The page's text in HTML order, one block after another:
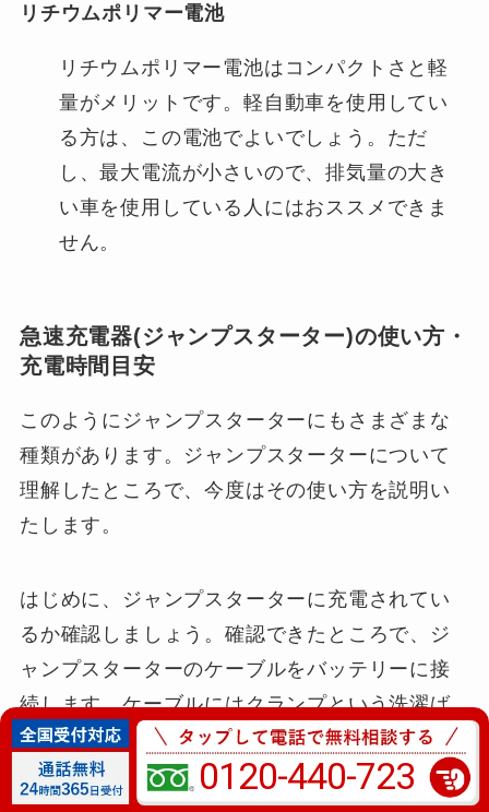
リチウムポリマー電池
リチウムポリマー電池はコンパクトさと軽
量がメリットです。軽自動車を使用してい
る方は、この電池でよいでしょう。ただ
し、最大電流が小さいので、排気量の大き
い車を使用している人にはおススメできま
せん。
急速充電器(ジャンプスターター)の使い方・
充電時間目安
このようにジャンプスターターにもさまざまな
種類があります。ジャンプスターターについて
理解したところで、今度はその使い方を説明い
たします。
はじめに、ジャンプスターターに充電されてい
るか確認しましょう。確認できたところで、ジ
ャンプスターターのケーブルをバッテリーに接
続します。ケーブルにはクランプという洗濯ば
さみのような形をした部分があり、それを使っ
て接続します。
0120-440-723